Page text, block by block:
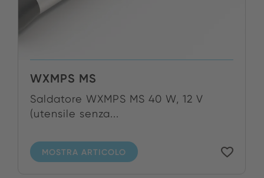
WXMPS MS
Saldatore WXMPS MS 40 W, 12 V
(utensile senza...
MOSTRA ARTICOLO